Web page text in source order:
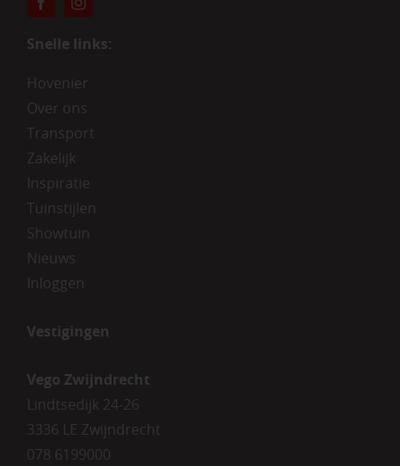
Snelle links:
Hovenier
Over ons
Transport
Zakelijk
Inspiratie
Tuinstijlen
Showtuin
Nieuws
Inloggen
Vestigingen
Vego Zwijndrecht
Lindtsedijk 24-26
3336 LE Zwijndrecht
078 6199000